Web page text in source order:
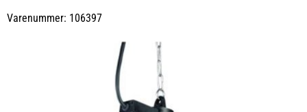
Varenummer: 106397